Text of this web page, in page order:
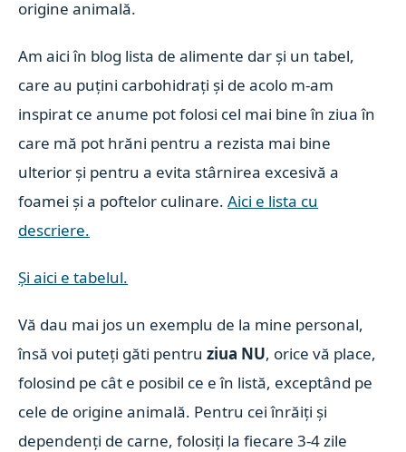
origine animală.
Am aici în blog lista de alimente dar și un tabel,
care au puțini carbohidrați și de acolo m-am
inspirat ce anume pot folosi cel mai bine în ziua în
care mă pot hrăni pentru a rezista mai bine
ulterior și pentru a evita stârnirea excesivă a
foamei și a poftelor culinare. Aici e lista cu
descriere.
Și aici e tabelul.
Vă dau mai jos un exemplu de la mine personal,
însă voi puteți găti pentruziua NU, orice vă place,
folosind pe cât e posibil ce e în listă, exceptând pe
cele de origine animală. Pentru cei înrăiți și
dependenți de carne, folosiți la fiecare 3-4 zile